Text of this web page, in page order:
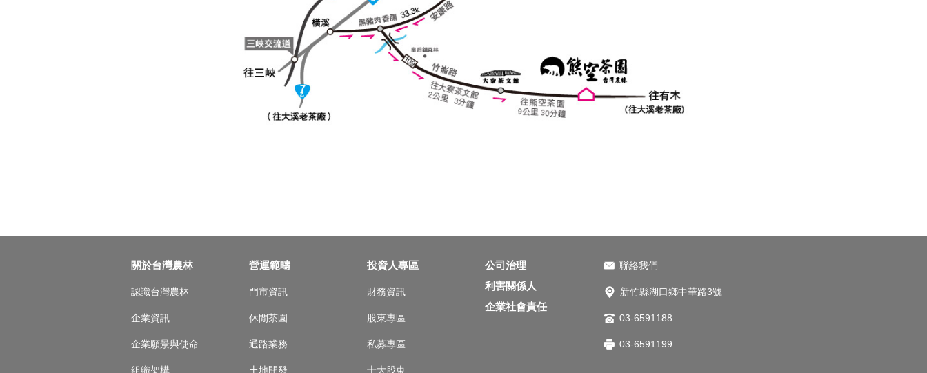
1.欲入園者，請先至服務中心櫃台購票。
2.園區內不提供塑膠袋，購物請自備環保袋。
3.寵物進入有機園區（茶園、果園、菜園和桂竹林）需牽繩，並請留意勿讓寵物於園區內奔跑，柳杉區則不受此
4. 全面禁止攜帶外食，園區內外亦不可私自生火，或使用瓦斯爐等烹煮器具。
5. 為維護空氣品質，園區內各平台及遊客聚集處禁止抽菸。
6. 愛護山林，請勿亂丟垃圾，並請將非園區商品所產生的垃圾自行帶下山。
關於台灣農林
認識台灣農林
企業資訊
企業願景與使命
組織架構
營運範疇
門市資訊
休閒茶園
通路業務
土地開發
投資人專區
財務資訊
股東專區
私募專區
十大股東
公司治理
利害關係人
企業社會責任
聯絡我們
新竹縣湖口鄉中華路3號
03-6591188
03-6591199